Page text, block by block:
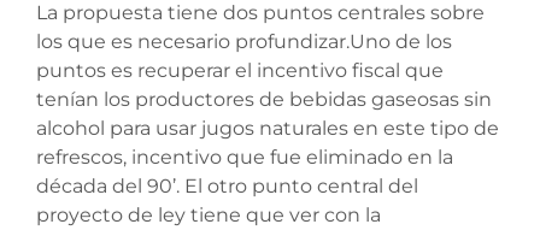
La propuesta tiene dos puntos centrales sobre
los que es necesario profundizar.Uno de los
puntos es recuperar el incentivo fiscal que
tenían los productores de bebidas gaseosas sin
alcohol para usar jugos naturales en este tipo de
refrescos, incentivo que fue eliminado en la
década del 90’. El otro punto central del
proyecto de ley tiene que ver con la